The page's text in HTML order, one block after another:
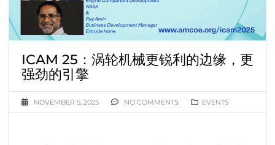
ICAM 25：涡轮机械更锐利的边缘，更
强劲的引擎
NOVEMBER 5, 2025 NO COMMENTS EVENTS